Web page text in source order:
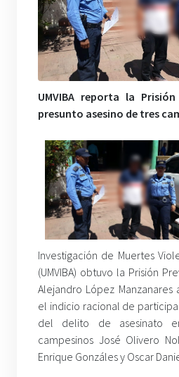
UMVIBA reporta la
presunto asesino de tres
Investigación de Muertes
(UMVIBA) obtuvo la Prisión
Alejandro López
el indicio racional de
del delito de asesinato
campesinos José Olivero
Enrique Gonzáles y Oscar